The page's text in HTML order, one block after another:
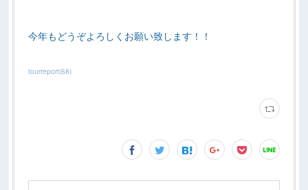
今年もどうぞよろしくお願い致します！！
tourreport(68)